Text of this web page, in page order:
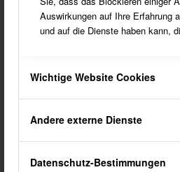
Auswirkungen auf Ihre Erfahrung
und auf die Dienste haben kann,
Wichtige Website Cookies
Andere externe Dienste
Datenschutz-Bestimmungen